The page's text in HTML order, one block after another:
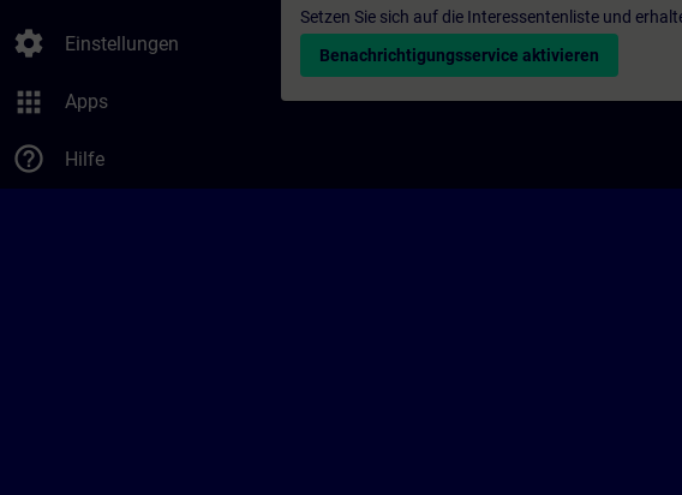
settings Einstellungen
apps Apps
help_outline Hilfe
Setzen Sie sich auf die Interessentenliste und
Benachrichtigungsservice aktivieren